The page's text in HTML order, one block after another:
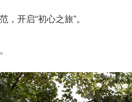
开启“初心之旅”。